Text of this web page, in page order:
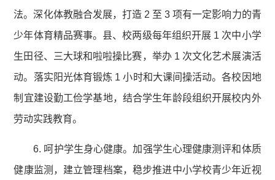
法。深化体教融合发展，打造 2 至 3 项有一定影响力的青
少年体育精品赛事。县、校两级每年组织开展 1 次中小学
生田径、三大球和啦啦操比赛，举办 1 次文化艺术展演活
动。落实阳光体育锻炼 1 小时和大课间操活动。各校因地
制宜建设勤工俭学基地，结合学生年龄段组织开展校内外
劳动实践教育。
6. 呵护学生身心健康。加强学生心理健康测评和体质
健康监测，建立管理档案，稳步推进中小学校青少年近视